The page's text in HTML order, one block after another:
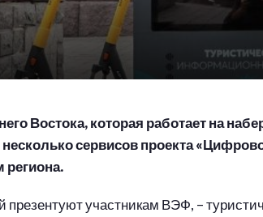
Востока, которая работает на
сервисов проекта
региона.
презентуют участникам ВЭФ, –